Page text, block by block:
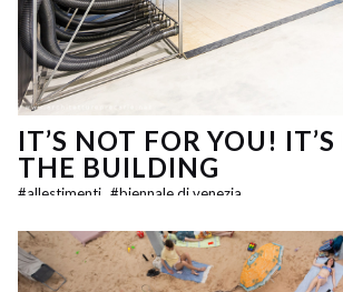
IT’S NOT FOR YOU! IT’S
THE BUILDING
#allestimenti #biennale di venezia